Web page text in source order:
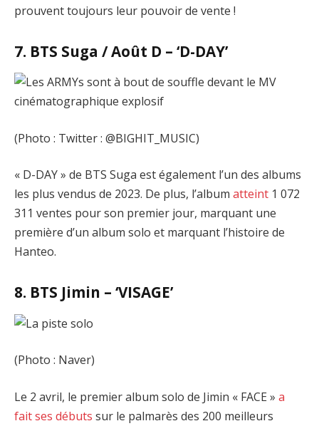
prouvent toujours leur pouvoir de vente !
7. BTS Suga / Août D – ‘D-DAY’
(Photo : Twitter : @BIGHIT_MUSIC)
« D-DAY » de BTS Suga est également l’un des albums
les plus vendus de 2023. De plus, l’album atteint 1 072
311 ventes pour son premier jour, marquant une
première d’un album solo et marquant l’histoire de
Hanteo.
8. BTS Jimin – ‘VISAGE’
(Photo : Naver)
Le 2 avril, le premier album solo de Jimin « FACE » a
fait ses débuts sur le palmarès des 200 meilleurs